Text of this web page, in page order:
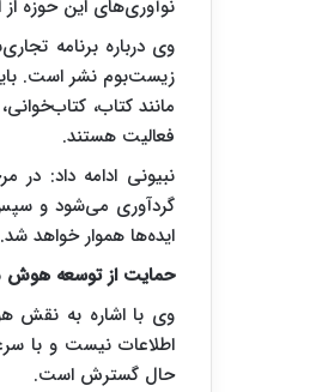
نوآوری‌های این حوزه
وی درباره برنامه
زیست‌بوم نشر است.
مانند کتاب،
فعالیت هستند.
نبیونی ادامه داد:
گردآوری می‌شود و سپس
ایده‌ها هموار خواهد شد.
حمایت از توسعه هوش
وی با اشاره به نقش
اطلاعات نیست و با
حال گسترش است.